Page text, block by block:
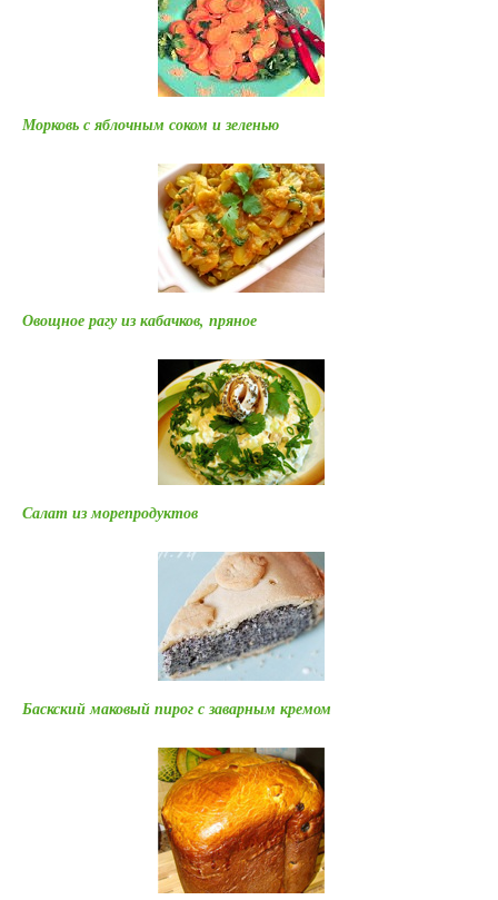
Морковь с яблочным соком и зеленью
Овощное рагу из кабачков, пряное
Салат из морепродуктов
Баскский маковый пирог с заварным кремом